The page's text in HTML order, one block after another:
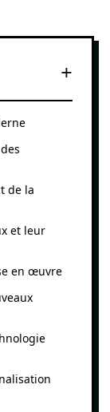
de la
et leur
en œuvre